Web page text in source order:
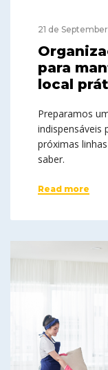
21 de
para
local
Preparamos
indispensáveis
próximas
saber.
Read more